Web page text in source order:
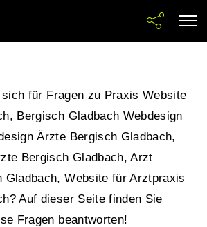
für Fragen zu Praxis Website
Bergisch Gladbach Webdesign
Ärzte Bergisch Gladbach,
Bergisch Gladbach, Arzt
Gladbach, Website für Arztpraxis
Auf dieser Seite finden Sie
Fragen beantworten!